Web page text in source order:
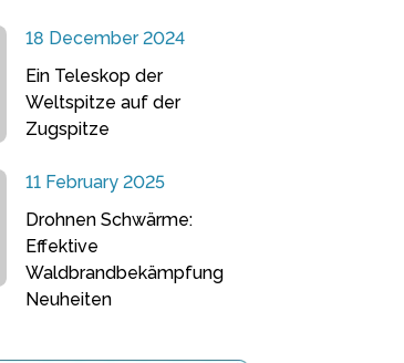
18 December 2024
Ein Teleskop der
Weltspitze auf der
Zugspitze
11 February 2025
Drohnen Schwärme:
Effektive
Waldbrandbekämpfung
Neuheiten